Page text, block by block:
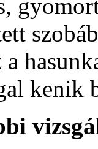
kenik